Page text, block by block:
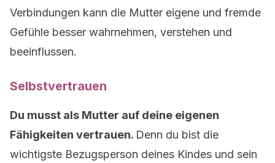
Verbindungen kann die Mutter eigene und fremde
Gefühle besser wahrnehmen, verstehen und
beeinflussen.
Selbstvertrauen
Du musst als Mutter auf deine eigenen
Fähigkeiten vertrauen. Denn du bist die
wichtigste Bezugsperson deines Kindes und sein